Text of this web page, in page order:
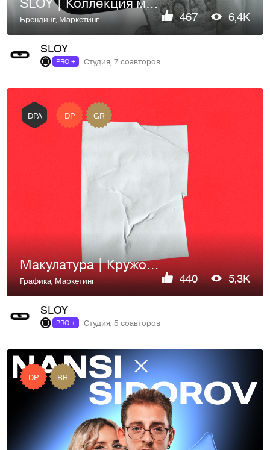
Брендинг,Маркетинг 467 6,4K
SLOY
PRO + Студия, 7 соавторов
DPA DP GR
Макулатура | Кружок коллажа
Графика,Маркетинг 440 5,3K
SLOY
PRO + Студия, 5 соавторов
DP BR